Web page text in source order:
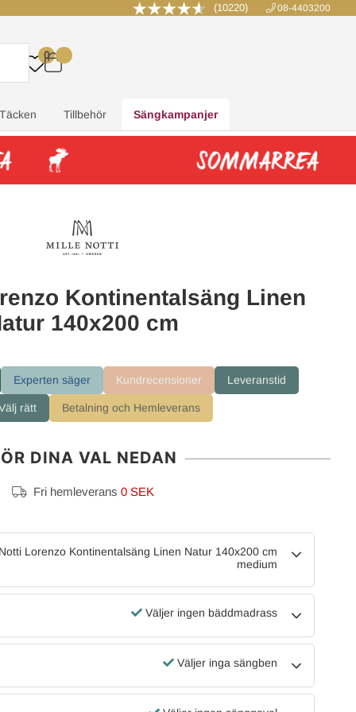
(10220) 08-4403200
0
..
Täcken Tillbehör Sängkampanjer
Kontinentalsäng Linen
140x200 cm
Experten säger Kundrecensioner Leveranstid
rätt Betalning och Hemleverans
DINA VAL NEDAN
Fri hemleverans 0 SEK
Lorenzo Kontinentalsäng Linen Natur 140x200 cm
medium
Väljer ingen bäddmadrass
Väljer inga sängben